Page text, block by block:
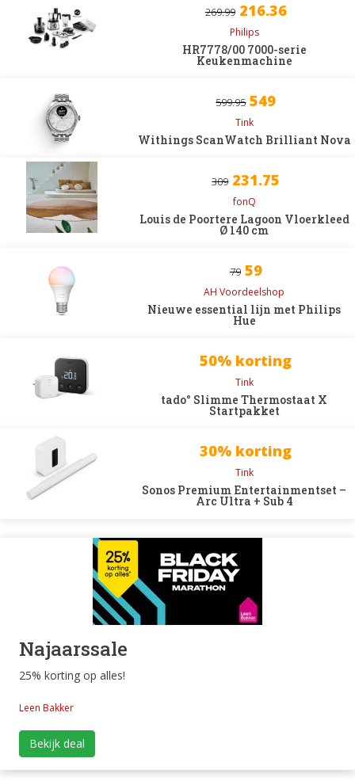
269.99 216.36
Philips
HR7778/00 7000-serie
Keukenmachine
599.95 549
Tink
Withings ScanWatch Brilliant Nova
309 231.75
fonQ
Louis de Poortere Lagoon Vloerkleed
Ø 140 cm
79 59
AH Voordeelshop
Nieuwe essential lijn met Philips
Hue
50% korting
Tink
tado° Slimme Thermostaat X
Startpakket
30% korting
Tink
Sonos Premium Entertainmentset –
Arc Ultra + Sub 4
Najaarssale
25% korting op alles!
Leen Bakker
Bekijk deal